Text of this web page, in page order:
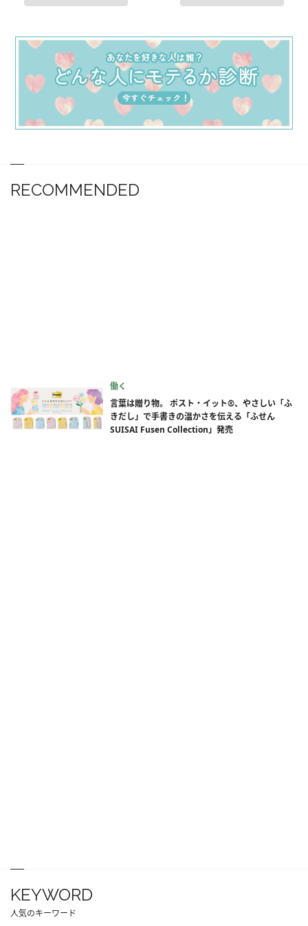
RECOMMENDED
働く
言葉は贈り物。 ポスト・イット®、やさしい「ふ
きだし」で手書きの温かさを伝える「ふせん
SUISAI Fusen Collection」発売
KEYWORD
人気のキーワード